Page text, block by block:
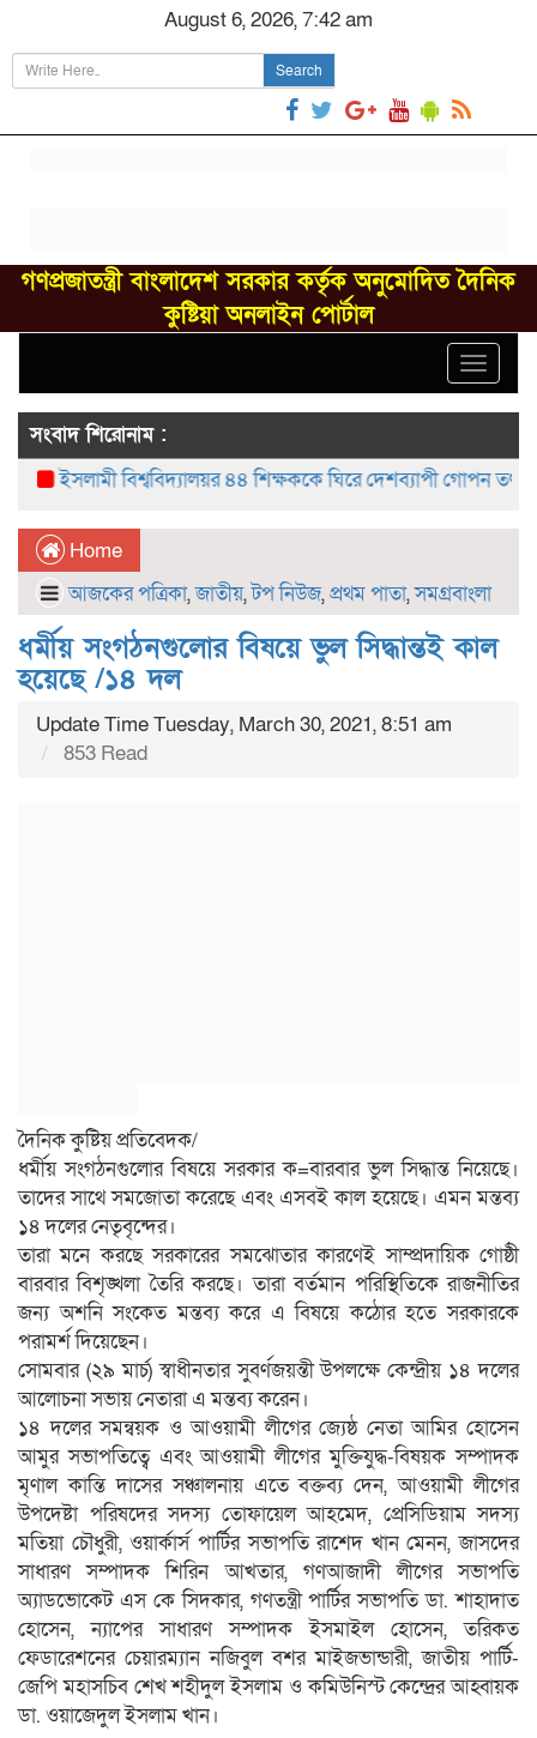
August 6, 2026, 7:42 am
Search
গণপ্রজাতন্ত্রী বাংলাদেশ সরকার কর্তৃক অনুমোদিত দৈনিক
কুষ্টিয়া অনলাইন পোর্টাল
Toggle
সংবাদ শিরোনাম :
ইসলামী বিশ্ববিদ্যালয়র ৪৪ শিক্ষককে ঘিরে দেশব্যাপী গোপন
Home
আজকের পত্রিকা,জাতীয়,টপ নিউজ,প্রথম পাতা,সমগ্রবাংলা
ধর্মীয় সংগঠনগুলোর বিষয়ে ভুল সিদ্ধান্তই কাল
হয়েছে /১৪ দল
Update Time Tuesday, March 30, 2021, 8:51 am
853 Read
দৈনিক কুষ্টিয় প্রতিবেদক/
ধর্মীয় সংগঠনগুলোর বিষয়ে সরকার ক=বারবার ভুল সিদ্ধান্ত নিয়েছে।
তাদের সাথে সমজোতা করেছে এবং এসবই কাল হয়েছে। এমন মন্তব্য
১৪ দলের নেতৃবৃন্দের।
তারা মনে করছে সরকারের সমঝোতার কারণেই সাম্প্রদায়িক গোষ্ঠী
বারবার বিশৃঙ্খলা তৈরি করছে। তারা বর্তমান পরিস্থিতিকে রাজনীতির
জন্য অশনি সংকেত মন্তব্য করে এ বিষয়ে কঠোর হতে সরকারকে
পরামর্শ দিয়েছেন।
সোমবার (২৯ মার্চ) স্বাধীনতার সুবর্ণজয়ন্তী উপলক্ষে কেন্দ্রীয় ১৪ দলের
আলোচনা সভায় নেতারা এ মন্তব্য করেন।
১৪ দলের সমন্বয়ক ও আওয়ামী লীগের জ্যেষ্ঠ নেতা আমির হোসেন
আমুর সভাপতিত্বে এবং আওয়ামী লীগের মুক্তিযুদ্ধ-বিষয়ক সম্পাদক
মৃণাল কান্তি দাসের সঞ্চালনায় এতে বক্তব্য দেন, আওয়ামী লীগের
উপদেষ্টা পরিষদের সদস্য তোফায়েল আহমেদ, প্রেসিডিয়াম সদস্য
মতিয়া চৌধুরী, ওয়ার্কার্স পার্টির সভাপতি রাশেদ খান মেনন, জাসদের
সাধারণ সম্পাদক শিরিন আখতার, গণআজাদী লীগের সভাপতি
অ্যাডভোকেট এস কে সিদকার, গণতন্ত্রী পার্টির সভাপতি ডা. শাহাদাত
হোসেন, ন্যাপের সাধারণ সম্পাদক ইসমাইল হোসেন, তরিকত
ফেডারেশনের চেয়ারম্যান নজিবুল বশর মাইজভান্ডারী, জাতীয় পার্টি-
জেপি মহাসচিব শেখ শহীদুল ইসলাম ও কমিউনিস্ট কেন্দ্রের আহ্বায়ক
ডা. ওয়াজেদুল ইসলাম খান।